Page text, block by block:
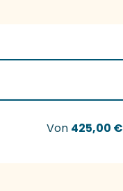
Von 425,00 €